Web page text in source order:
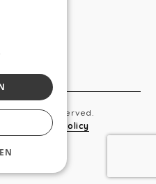
All rights reserved.
Cookie Policy